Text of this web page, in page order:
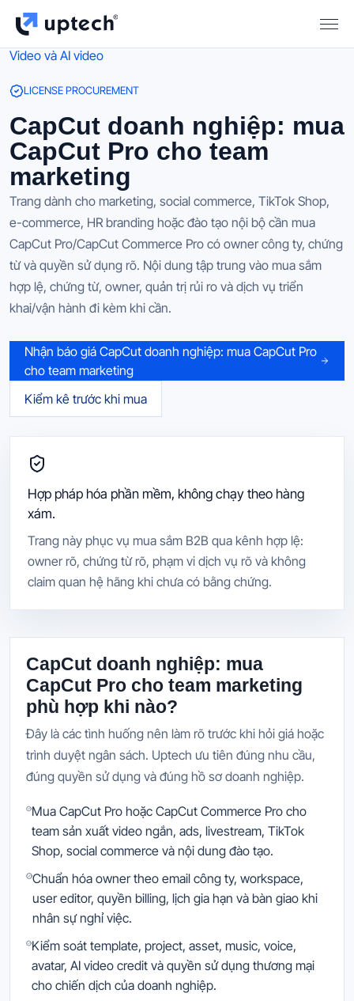
Video và AI video
LICENSE PROCUREMENT
CapCut doanh nghiệp: mua
CapCut Pro cho team
marketing
Trang dành cho marketing, social commerce, TikTok Shop,
e-commerce, HR branding hoặc đào tạo nội bộ cần mua
CapCut Pro/CapCut Commerce Pro có owner công ty, chứng
từ và quyền sử dụng rõ. Nội dung tập trung vào mua sắm
hợp lệ, chứng từ, owner, quản trị rủi ro và dịch vụ triển
khai/vận hành đi kèm khi cần.
Nhận báo giá CapCut doanh nghiệp: mua CapCut Pro
cho team marketing
Kiểm kê trước khi mua
Hợp pháp hóa phần mềm, không chạy theo hàng
xám.
Trang này phục vụ mua sắm B2B qua kênh hợp lệ:
owner rõ, chứng từ rõ, phạm vi dịch vụ rõ và không
claim quan hệ hãng khi chưa có bằng chứng.
CapCut doanh nghiệp: mua
CapCut Pro cho team marketing
phù hợp khi nào?
Đây là các tình huống nên làm rõ trước khi hỏi giá hoặc
trình duyệt ngân sách. Uptech ưu tiên đúng nhu cầu,
đúng quyền sử dụng và đúng hồ sơ doanh nghiệp.
Mua CapCut Pro hoặc CapCut Commerce Pro cho
team sản xuất video ngắn, ads, livestream, TikTok
Shop, social commerce và nội dung đào tạo.
Chuẩn hóa owner theo email công ty, workspace,
user editor, quyền billing, lịch gia hạn và bàn giao khi
nhân sự nghỉ việc.
Kiểm soát template, project, asset, music, voice,
avatar, AI video credit và quyền sử dụng thương mại
cho chiến dịch của doanh nghiệp.